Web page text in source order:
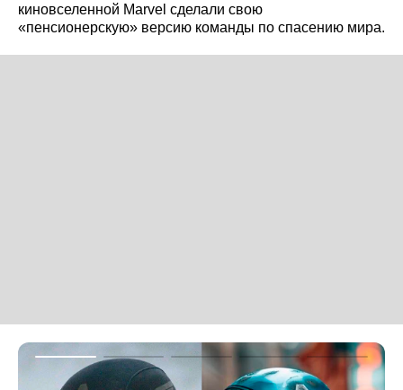
киновселенной Marvel сделали свою
«пенсионерскую» версию команды по спасению мира.